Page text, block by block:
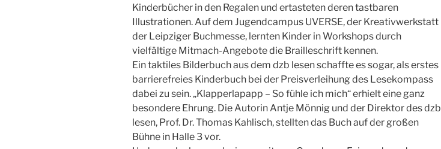
Kinderbücher in den Regalen und ertasteten deren tastbaren
Illustrationen. Auf dem Jugendcampus UVERSE, der Kreativwerkstatt
der Leipziger Buchmesse, lernten Kinder in Workshops durch
vielfältige Mitmach-Angebote die Brailleschrift kennen.
Ein taktiles Bilderbuch aus dem dzb lesen schaffte es sogar, als erstes
barrierefreies Kinderbuch bei der Preisverleihung des Lesekompass
dabei zu sein. „Klapperlapapp – So fühle ich mich“ erhielt eine ganz
besondere Ehrung. Die Autorin Antje Mönnig und der Direktor des dzb
lesen, Prof. Dr. Thomas Kahlisch, stellten das Buch auf der großen
Bühne in Halle 3 vor.